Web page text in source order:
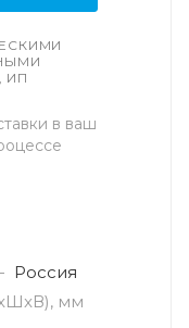
ИП
в ваш
Россия
мм